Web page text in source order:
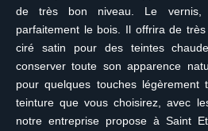
de très bon niveau. Le vernis,
parfaitement le bois. Il offrira de
ciré satin pour des teintes
conserver toute son apparence
pour quelques touches légèrement
teinture que vous choisirez, avec
notre entreprise propose à Saint